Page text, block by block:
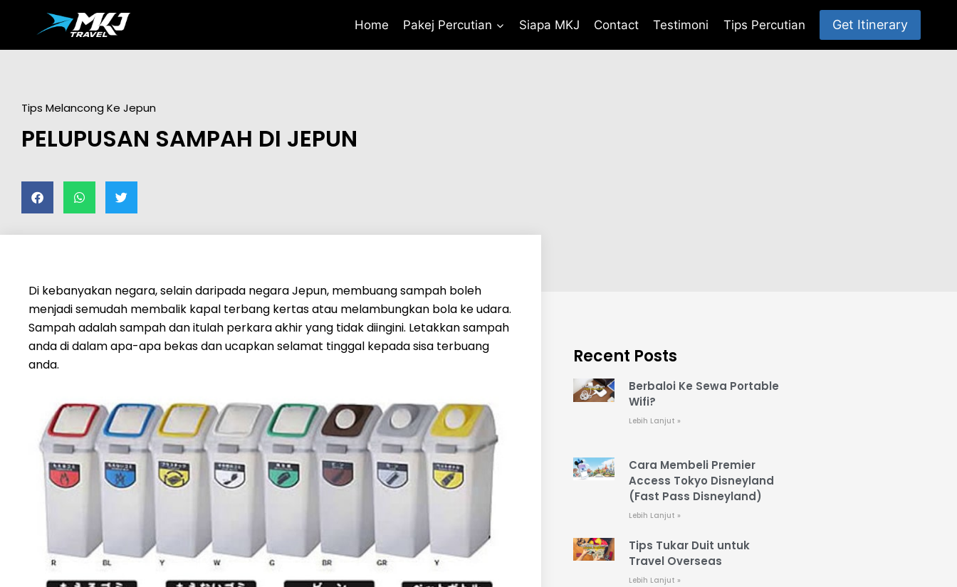
Home Pakej Percutian Siapa MKJ Contact Testimoni Tips Percutian Get Itinerary
Tips Melancong Ke Jepun
PELUPUSAN SAMPAH DI JEPUN
Di kebanyakan negara, selain daripada negara Jepun, membuang sampah boleh
menjadi semudah membalik kapal terbang kertas atau melambungkan bola ke udara.
Sampah adalah sampah dan itulah perkara akhir yang tidak diingini. Letakkan sampah
anda di dalam apa-apa bekas dan ucapkan selamat tinggal kepada sisa terbuang
anda.
Recent Posts
Berbaloi Ke Sewa Portable
Wifi?
Lebih Lanjut »
Cara Membeli Premier
Access Tokyo Disneyland
(Fast Pass Disneyland)
Lebih Lanjut »
Tips Tukar Duit untuk
Travel Overseas
Lebih Lanjut »